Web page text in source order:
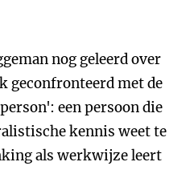
nog geleerd over
geconfronteerd met de
een persoon die
kennis weet te
als werkwijze leert